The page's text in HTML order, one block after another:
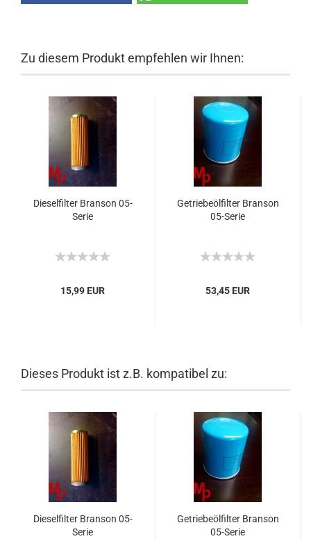
Zu diesem Produkt empfehlen wir Ihnen:
Dieselfilter Branson 05-
Serie
15,99 EUR
Getriebeölfilter Branson
05-Serie
53,45 EUR
Dieses Produkt ist z.B. kompatibel zu:
Dieselfilter Branson 05-
Serie
Getriebeölfilter Branson
05-Serie